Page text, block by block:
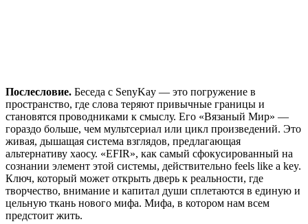
Послесловие. Беседа с SenyKay — это погружение в
пространство, где слова теряют привычные границы и
становятся проводниками к смыслу. Его «Вязаный Мир» —
гораздо больше, чем мультсериал или цикл произведений. Это
живая, дышащая система взглядов, предлагающая
альтернативу хаосу. «EFIR», как самый сфокусированный на
сознании элемент этой системы, действительно feels like a key.
Ключ, который может открыть дверь к реальности, где
творчество, внимание и капитал души сплетаются в единую и
цельную ткань нового мифа. Мифа, в котором нам всем
предстоит жить.